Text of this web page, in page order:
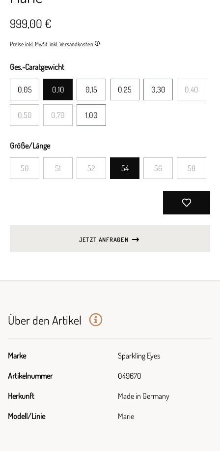
999,00 €
Preise inkl. MwSt. inkl. Versandkosten
Ges.-Caratgewicht
0,05 0,10 0,15 0,25 0,30 0,40
0,50 0,70 1,00
Größe/Länge
50 51 52 54 56 58
JETZT ANFRAGEN
Über den Artikel
Marke Sparkling Eyes
Artikelnummer 049670
Herkunft Made in Germany
Modell/Linie Marie